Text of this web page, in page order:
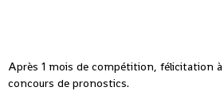
Après 1 mois de compétition, félicitation à
concours de pronostics.